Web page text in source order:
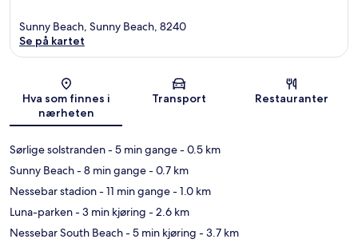
Kart
Sunny Beach, Sunny Beach, 8240
Se på kartet
Hva som finnes i
nærheten
Transport Restauranter
Sørlige solstranden- 5 min gange- 0.5 km
Sunny Beach- 8 min gange- 0.7 km
Nessebar stadion- 11 min gange- 1.0 km
Luna-parken- 3 min kjøring - 2.6 km
Nessebar South Beach- 5 min kjøring - 3.7 km